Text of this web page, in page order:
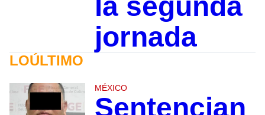
la segunda
jornada
LOÚLTIMO
MÉXICO
Sentencian